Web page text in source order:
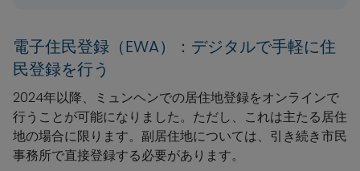
電子住民登録（EWA）：デジタルで手軽に住
民登録を行う
2024年以降、ミュンヘンでの居住地登録をオンラインで
行うことが可能になりました。ただし、これは主たる居住
地の場合に限ります。副居住地については、引き続き市民
事務所で直接登録する必要があります。